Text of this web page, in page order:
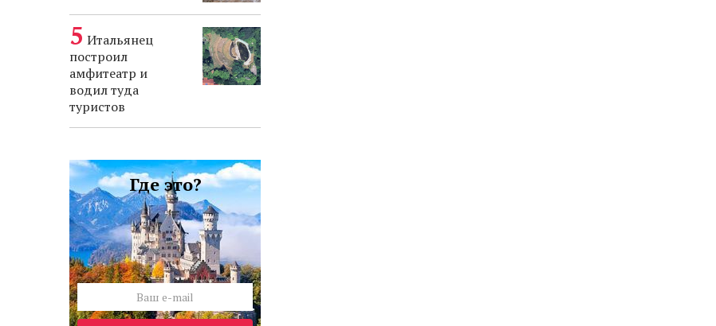
Итальянец
построил
амфитеатр и
водил туда
туристов
Где это?